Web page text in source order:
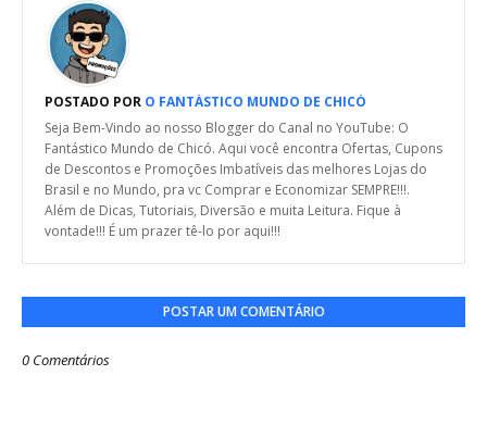
POSTADO POR O FANTÁSTICO MUNDO DE CHICÓ
Seja Bem-Vindo ao nosso Blogger do Canal no YouTube: O
Fantástico Mundo de Chicó. Aqui você encontra Ofertas, Cupons
de Descontos e Promoções Imbatíveis das melhores Lojas do
Brasil e no Mundo, pra vc Comprar e Economizar SEMPRE!!!.
Além de Dicas, Tutoriais, Diversão e muita Leitura. Fique à
vontade!!! É um prazer tê-lo por aqui!!!
POSTAR UM COMENTÁRIO
0 Comentários